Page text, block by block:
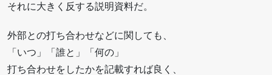
それに大きく反する説明資料だ。
外部との打ち合わせなどに関しても、
「いつ」「誰と」「何の」
打ち合わせをしたかを記載すれば良く、